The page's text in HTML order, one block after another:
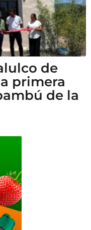
de
primera
de la